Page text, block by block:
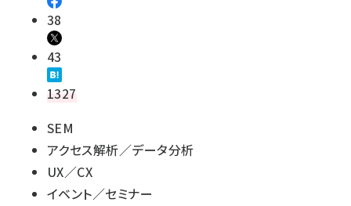
38
43
1327
SEM
アクセス解析／データ分析
UX／CX
イベント／セミナー